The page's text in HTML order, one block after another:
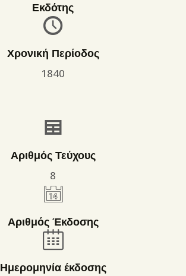
Εκδότης
Χρονική Περίοδος
1840
Αριθμός Τεύχους
8
Αριθμός Έκδοσης
Ημερομηνία έκδοσης